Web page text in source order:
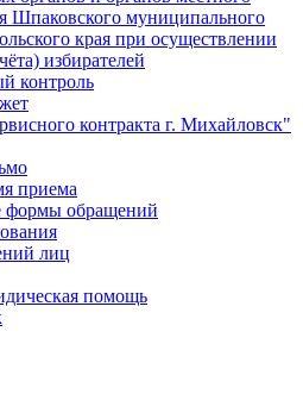
Шпаковского муниципального
края при осуществлении
избирателей
контроль
контракта г. Михайловск"
приема
формы обращений
лиц
помощь